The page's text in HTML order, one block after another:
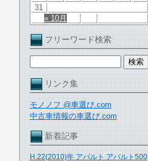
« 10月
31
フリーワード検索
リンク集
モノノフ @車選び.com
中古車情報の車選び.com
新着記事
H.22(2010)年 アバルト アバルト500